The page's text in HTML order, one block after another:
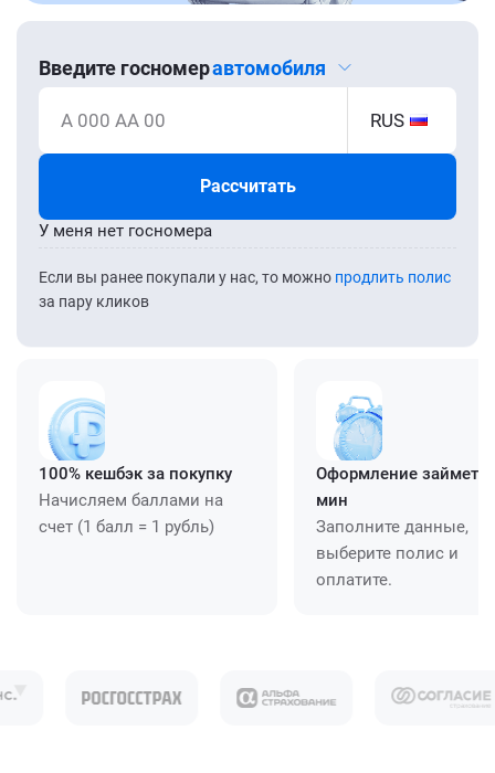
Введите госномеравтомобиля
А 000 АА 00 RUS
Рассчитать
Если вы ранее покупали у нас, то можно продлить полис
за пару кликов
У меня нет госномера
100% кешбэк за покупку
Начисляем баллами на
счет (1 балл = 1 рубль)
Оформление займет
мин
Заполните данные,
выберите полис и
оплатите.